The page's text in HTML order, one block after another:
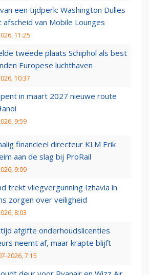
een tijdperk: Washington Dulles
afscheid van Mobile Lounges
11:25
tweede plaats Schiphol als best
Europese luchthaven
10:37
in maart 2027 nieuwe route
9:59
financieel directeur KLM Erik
aan de slag bij ProRail
9:09
trekt vliegvergunning Izhavia in
zorgen over veiligheid
8:03
afgifte onderhoudslicenties
neemt af, maar krapte blijft
2026, 7:15